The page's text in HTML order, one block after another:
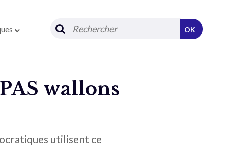
OK
wallons
utilisent ce